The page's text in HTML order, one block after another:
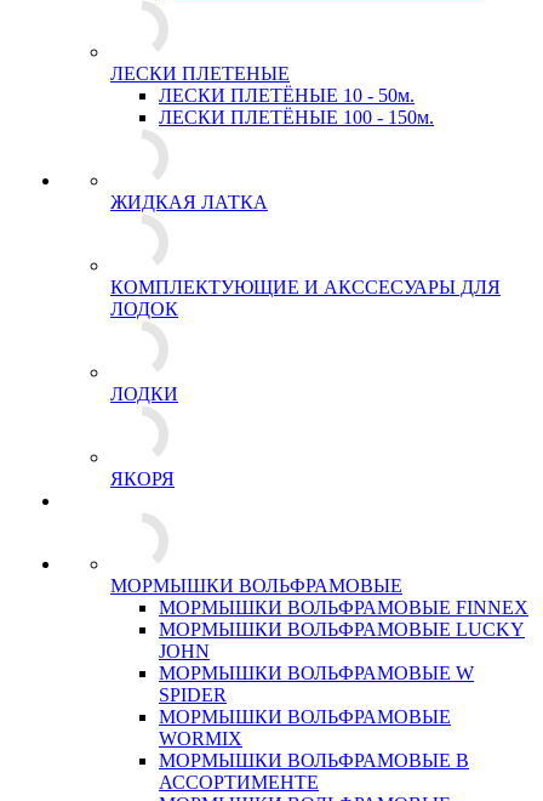
ЛЕСКИ ПЛЕТЕНЫЕ
ЛЕСКИ ПЛЕТЁНЫЕ 10 - 50м.
ЛЕСКИ ПЛЕТЁНЫЕ 100 - 150м.
ЖИДКАЯ ЛАТКА
КОМПЛЕКТУЮЩИЕ И АКССЕСУАРЫ ДЛЯ
ЛОДОК
ЛОДКИ
ЯКОРЯ
МОРМЫШКИ ВОЛЬФРАМОВЫЕ
МОРМЫШКИ ВОЛЬФРАМОВЫЕ FINNEX
МОРМЫШКИ ВОЛЬФРАМОВЫЕ LUCKY
JOHN
МОРМЫШКИ ВОЛЬФРАМОВЫЕ W
SPIDER
МОРМЫШКИ ВОЛЬФРАМОВЫЕ
WORMIX
МОРМЫШКИ ВОЛЬФРАМОВЫЕ В
АССОРТИМЕНТЕ